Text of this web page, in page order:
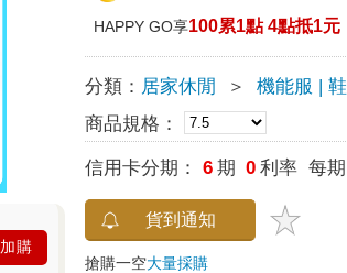
加購
HAPPY GO享100累1點 4點抵1元
分類： 居家休閒 ＞ 機能服 | 鞋
商品規格：
信用卡分期： 6 期 0 利率 每期
貨到通知
搶購一空大量採購